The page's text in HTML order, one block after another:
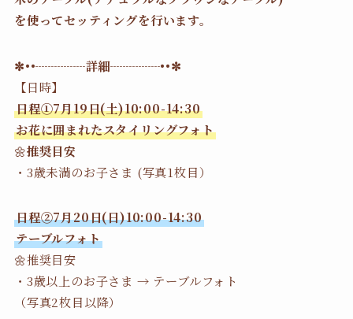
を使ってセッティングを行います。
✼••┈┈┈┈詳細┈┈┈┈••✼
【日時】
日程①7月19日(土)10:00-14:30
お花に囲まれたスタイリングフォト
🌼推奨目安
・3歳未満のお子さま (写真1枚目）
日程②7月20日(日)10:00-14:30
テーブルフォト
🌼推奨目安
・3歳以上のお子さま → テーブルフォト
（写真2枚目以降）